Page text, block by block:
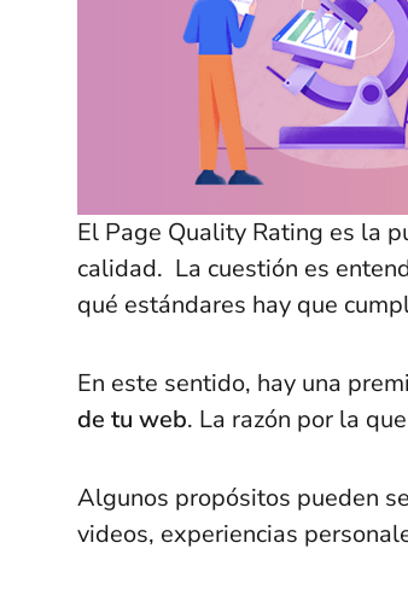
El Page Quality Rating es la
calidad. La cuestión es
qué estándares hay que
En este sentido, hay una
de tu web. La razón por la
Algunos propósitos pueden
videos, experiencias